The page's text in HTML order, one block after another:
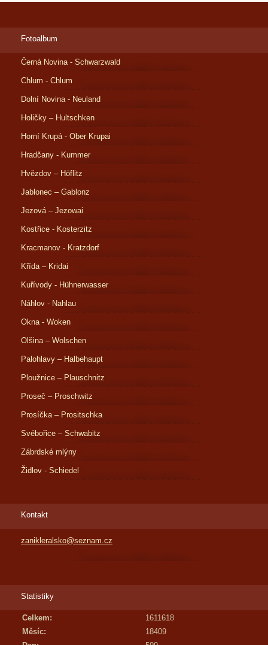
Fotoalbum
Černá Novina - Schwarzwald
Chlum - Chlum
Dolní Novina - Neuland
Holičky – Hultschken
Horní Krupá - Ober Krupai
Hradčany - Kummer
Hvězdov – Höflitz
Jablonec – Gablonz
Jezová – Jezowai
Kostřice - Kosterzitz
Kracmanov - Kratzdorf
Křída – Kridai
Kuřívody - Hühnerwasser
Náhlov - Nahlau
Okna - Woken
Olšina – Wolschen
Palohlavy – Halbehaupt
Ploužnice – Plauschnitz
Proseč – Proschwitz
Prosíčka – Prositschka
Svébořice – Schwabitz
Zábrdské mlýny
Židlov - Schiedel
Kontakt
zanikleralsko@seznam.cz
Statistiky
Celkem:
1611618
Měsíc:
18409